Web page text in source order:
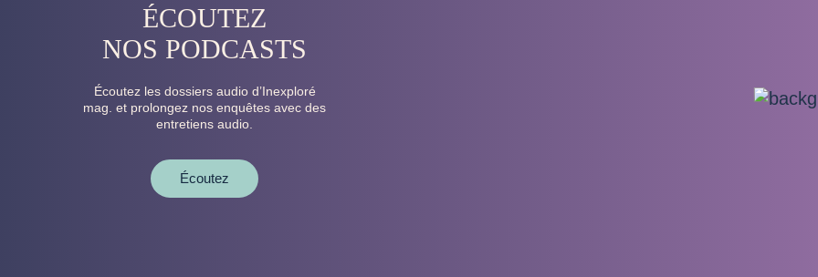
ÉCOUTEZ
NOS PODCASTS
Écoutez les dossiers audio d’Inexploré
mag. et prolongez nos enquêtes avec des
entretiens audio.
Écoutez